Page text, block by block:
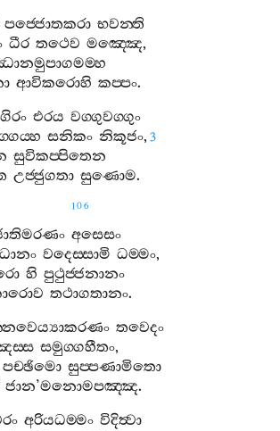
පජ‍්ජොතකරා භවන‍්ති
ධීර තථෙව මඤ‍්ඤෙ,
ආවිකරොහි කප‍්පං.
ගිරං එරය වග‍්ගුවග‍්ගුං
සනිකං නිකූජං, 3
සුවිකප‍්පිතෙන
උජ‍්ජුගතා සුණොම.
106
අසෙසං
වදෙස‍්සාමි ධම‍්මං,
හි පුථුජ‍්ජනානං
තථාගතානං.
තවෙදං
සමුග‍්ගහීතං,
පච‍්ඡිමො සුප‍්පණාමිතො
ජාන’මනොමපඤ‍්ඤ.
අරියධම‍්මං විදිත්‍වා